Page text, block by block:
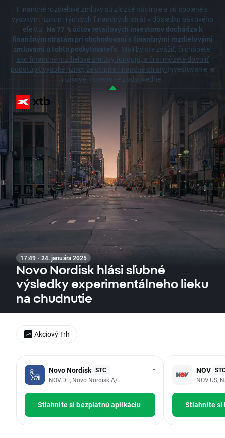
Finančné rozdielové zmluvy sú zložité nástroje a sú spojené s
vysokým rizikom rýchlych finančných strát v dôsledku pákového
efektu. Na 77 % účtov retailových investorov dochádza k
finančným stratám pri obchodovaní s finančnými rozdielovými
zmluvami u tohto poskytovateľa. Mali by ste zvážiť, či chápete,
ako finančné rozdielové zmluvy fungujú, a či si môžete dovoliť
podstúpiť vysoké riziko, že utrpíte finančné straty.Investovanie je
rizikové. Investujte zodpovedne.
17:49 · 24. januára 2025
Novo Nordisk hlási sľubné
výsledky experimentálneho lieku
na chudnutie
Novo Nordisk STC
NOV.DE, Novo Nordisk A/S - Class B
-
-
Stiahnite si bezplatnú aplikáciu
NOV
NOV.US,
Stiahnite si
Akciový Trh